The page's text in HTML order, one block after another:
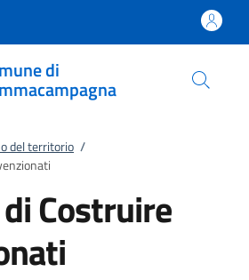
di
del territorio /
Costruire